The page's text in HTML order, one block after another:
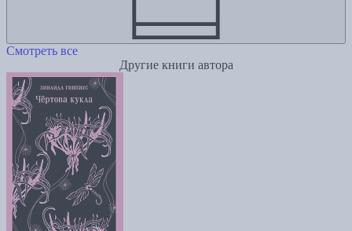
Смотреть все
Другие книги автора